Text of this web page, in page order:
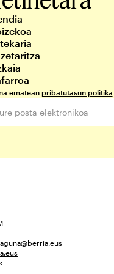
ematean pribatutasun politika